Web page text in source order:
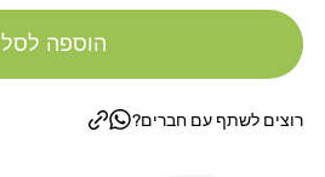
עבור
חטיף
נקניקיות
צ&#39;אנקיז
חטיף
נקניקיות
הוספה לסל
רוצים לשתף עם חברים?